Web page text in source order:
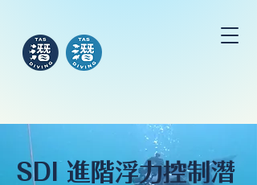
SDI 進階浮力控制潛